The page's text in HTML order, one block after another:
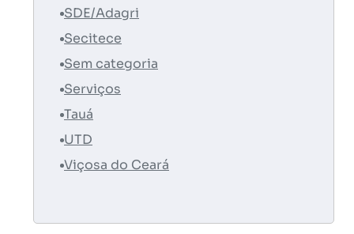
SDE/Adagri
Secitece
Sem categoria
Serviços
Tauá
UTD
Viçosa do Ceará